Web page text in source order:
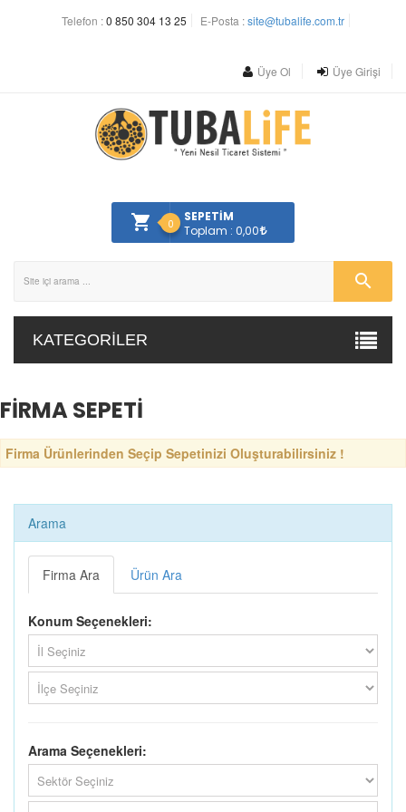
Telefon :0 850 304 13 25 E-Posta :site@tubalife.com.tr
Üye Ol Üye Girişi
SEPETİM
0 Toplam : 0,00
KATEGORILER
FİRMA SEPETİ
Firma Ürünlerinden Seçip Sepetinizi Oluşturabilirsiniz !
Arama
Firma Ara Ürün Ara
Konum Seçenekleri:
Arama Seçenekleri: